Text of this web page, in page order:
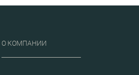
О КОМПАНИИ